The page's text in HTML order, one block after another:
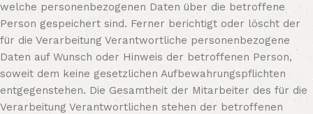
welche personenbezogenen Daten über die betroffene
Person gespeichert sind. Ferner berichtigt oder löscht der
für die Verarbeitung Verantwortliche personenbezogene
Daten auf Wunsch oder Hinweis der betroffenen Person,
soweit dem keine gesetzlichen Aufbewahrungspflichten
entgegenstehen. Die Gesamtheit der Mitarbeiter des für die
Verarbeitung Verantwortlichen stehen der betroffenen